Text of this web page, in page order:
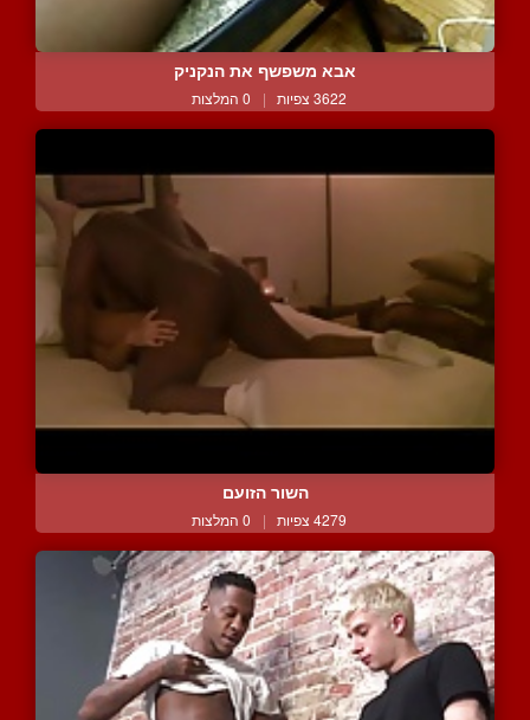
אבא משפשף את הנקניק
3622 צפיות | 0 המלצות
השור הזועם
4279 צפיות | 0 המלצות